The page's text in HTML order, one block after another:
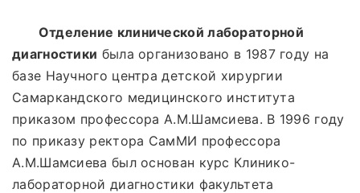
Отделение клинической лабораторной
диагностики была организовано в 1987 году на
базе Научного центра детской хирургии
Самаркандского медицинского института
приказом профессора А.М.Шамсиева. В 1996 году
по приказу ректора СамМИ профессора
А.М.Шамсиева был основан курс Клинико-
лабораторной диагностики факультета